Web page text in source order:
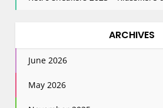
ARCHIVES
June 2026
May 2026